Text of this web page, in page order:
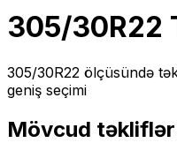
305/30R22
305/30R22 ölçüsündə
geniş seçimi
Mövcud